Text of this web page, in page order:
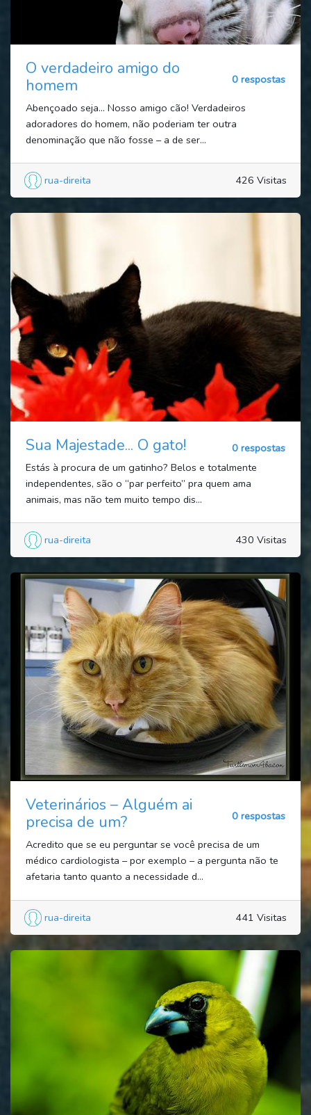
O verdadeiro amigo do
homem
0 respostas
Abençoado seja... Nosso amigo cão! Verdadeiros
adoradores do homem, não poderiam ter outra
denominação que não fosse – a de ser...
rua-direita 426 Visitas
Sua Majestade... O gato!
0 respostas
Estás à procura de um gatinho? Belos e totalmente
independentes, são o “par perfeito” pra quem ama
animais, mas não tem muito tempo dis...
rua-direita 430 Visitas
Veterinários – Alguém ai
precisa de um?
0 respostas
Acredito que se eu perguntar se você precisa de um
médico cardiologista – por exemplo – a pergunta não te
afetaria tanto quanto a necessidade d...
rua-direita 441 Visitas